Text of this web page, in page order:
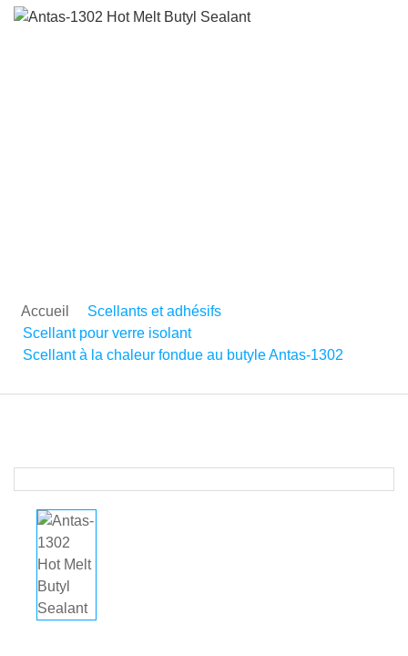
Accueil
Scellants et adhésifs
Scellant pour verre isolant
Scellant à la chaleur fondue au butyle Antas-1302